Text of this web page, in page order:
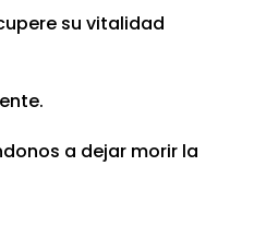
su vitalidad
a dejar morir la